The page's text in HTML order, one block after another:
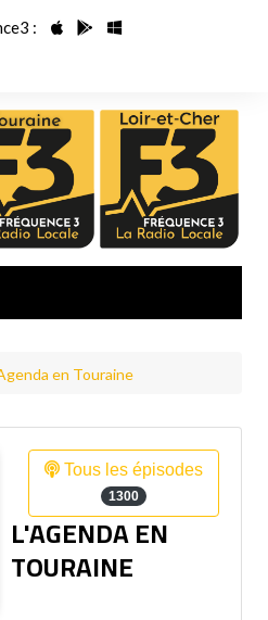
:
en Touraine
Tous les épisodes
1300
L'AGENDA EN
TOURAINE